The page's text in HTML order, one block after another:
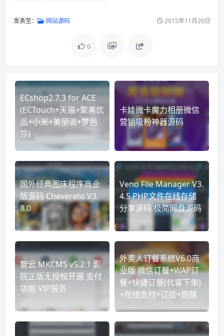
发表至： 网站源码 2015年11月20日
0
ECshop2.7.3 for ACE
(ECTouch+天猫+聚美优
品+小米+美丽说+梦芭
莎)
卡娃微卡魔力相册微信
营销吸粉神器源码
国外经典图床程序商业
版源码 Chevereto V3.
8.0
Veno File Manager V3.
4.5 PHP文件在线存储
分享源码 极简网盘源码
智云 MKCMS v5.2.1 影
院正版无授权开源 支付
功能 VIP服务
外卖人订餐系统V6.0商
业版 微信订餐+WAP订
餐+快捷订餐(代客下单)
+在线支付+订位+跑腿